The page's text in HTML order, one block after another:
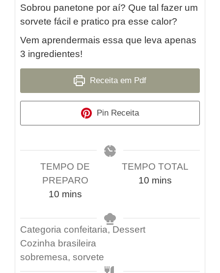
Sobrou panetone por aí? Que tal fazer um
sorvete fácil e pratico pra esse calor?
Vem aprendermais essa que leva apenas
3 ingredientes!
Receita em Pdf
Pin Receita
TEMPO DE
PREPARO
10 mins
TEMPO TOTAL
10 mins
Categoria confeitaria, Dessert
Cozinha brasileira
sobremesa, sorvete